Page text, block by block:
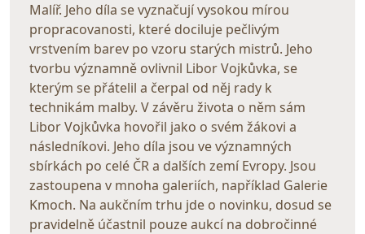
Malíř. Jeho díla se vyznačují vysokou mírou
propracovanosti, které dociluje pečlivým
vrstvením barev po vzoru starých mistrů. Jeho
tvorbu významně ovlivnil Libor Vojkůvka, se
kterým se přátelil a čerpal od něj rady k
technikám malby. V závěru života o něm sám
Libor Vojkůvka hovořil jako o svém žákovi a
následníkovi. Jeho díla jsou ve významných
sbírkách po celé ČR a dalších zemí Evropy. Jsou
zastoupena v mnoha galeriích, například Galerie
Kmoch. Na aukčním trhu jde o novinku, dosud se
pravidelně účastnil pouze aukcí na dobročinné